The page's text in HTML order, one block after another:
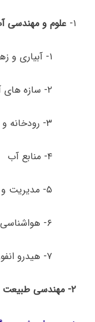
۱- علوم و مهندسی
۱- آبیاری و زهکشی
۲- سازه­ های آبی
۳- رودخانه و اکوسیستم های آبی
۴- منابع آب
۵- مدیریت و برنامه ریزی منابع آب
۶- هواشناسی کشاورزی
۷- هیدرو انفورماتیک
۲- مهندسی طبیعت